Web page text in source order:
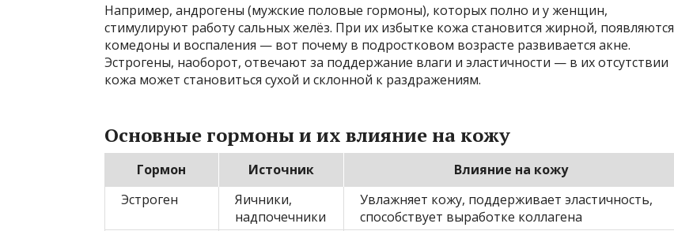
Например, андрогены (мужские половые гормоны), которых полно и у женщин,
стимулируют работу сальных желёз. При их избытке кожа становится жирной, появляются
комедоны и воспаления — вот почему в подростковом возрасте развивается акне.
Эстрогены, наоборот, отвечают за поддержание влаги и эластичности — в их отсутствии
кожа может становиться сухой и склонной к раздражениям.
Основные гормоны и их влияние на кожу
Гормон Источник
Влияние на кожу
Эстроген
Яичники,
надпочечники
Увлажняет кожу, поддерживает эластичность,
способствует выработке коллагена